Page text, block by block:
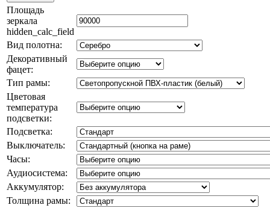
Площадь
зеркала
hidden_calc_field
Вид полотна:
Декоративный
фацет:
Тип рамы:
Цветовая
температура
подсветки:
Подсветка:
Выключатель:
Часы:
Аудиосистема:
Аккумулятор:
Толщина рамы: